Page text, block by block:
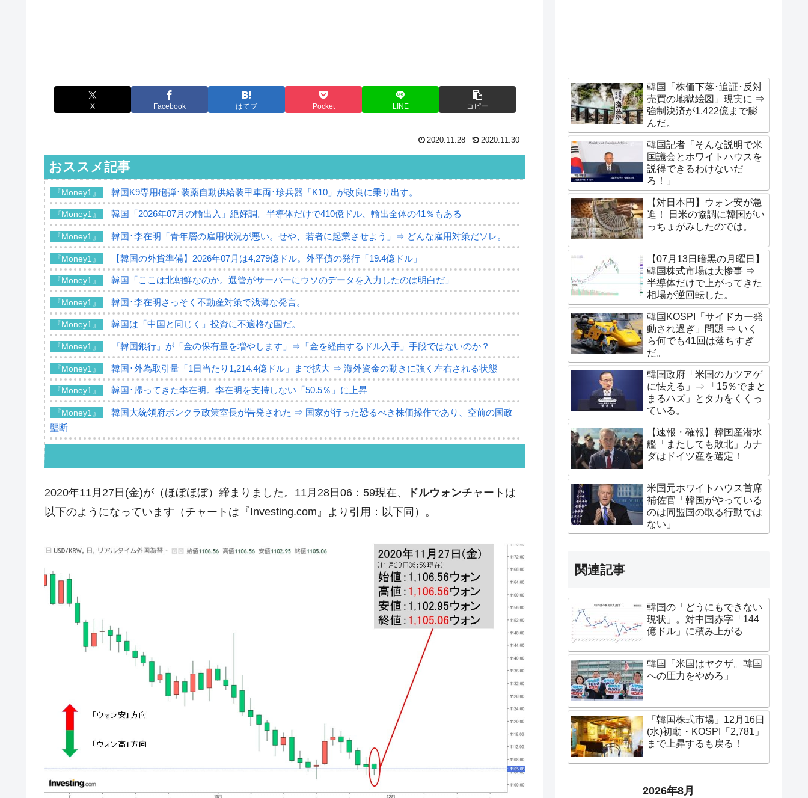
X Facebook はてブ Pocket LINE コピー
2020.11.28 2020.11.30
おススメ記事
『Money1』 韓国K9専用砲弾･装薬自動供給装甲車両･珍兵器「K10」が改良に乗り出す。
『Money1』 韓国「2026年07月の輸出入」絶好調。半導体だけで410億ドル、輸出全体の41％もある
『Money1』 韓国･李在明「青年層の雇用状況が悪い。せや、若者に起業させよう」⇒ どんな雇用対策だソレ。
『Money1』 【韓国の外貨準備】2026年07月は4,279億ドル。外平債の発行「19.4億ドル」
『Money1』 韓国「ここは北朝鮮なのか。選管がサーバーにウソのデータを入力したのは明白だ」
『Money1』 韓国･李在明さっそく不動産対策で浅薄な発言。
『Money1』 韓国は「中国と同じく」投資に不適格な国だ。
『Money1』 『韓国銀行』が「金の保有量を増やします」⇒「金を経由するドル入手」手段ではないのか？
『Money1』 韓国･外為取引量「1日当たり1,214.4億ドル」まで拡大 ⇒ 海外資金の動きに強く左右される状態
『Money1』 韓国･帰ってきた李在明。李在明を支持しない「50.5％」に上昇
『Money1』
韓国大統領府ボンクラ政策室長が告発された ⇒ 国家が行った恐るべき株価操作であり、空前の国政
壟断
中国だけが鉄鋼輸出を異常増加させる ⇒ 中国の過剰生産が世界を蝕む。
『Money1』 韓国製造業「半導体絶好調」のウラで他業種は全般的「不調」⇒ PSIが示す現況は決して良くない。
『Money1』 【米韓激突案件】韓国消費者院が『クーパン』1人当たり賠償10万ウォンを認定 ⇒ 総額3兆7,000億
韓国型イージス搭載の次世代駆逐艦「KDDX」1番艦、2032年竣工と公示
『Money1』 【対日本円】ウォン安が急進！ 日米の協調に韓国がいっちょがみしたのでは。
『Money1』
韓国政府『BYD』車への補助金を全廃 ⇒ 実は韓国で『BYD』車は売れている。6カ月で対前年同期比
在韓米国大使スティールが着韓！⇒ さっそく空港に詰めかけ「出て行け！」「極右勢力」のプラカー
ドを掲げる「在韓反米勢力」
韓国政府「2035年までに18.4GW規模のAIデータセンター整備」⇒ だから無理だってば。
JPモルガン「韓国レバレッジETFの清算はほぼ終わった」
『Money1』 韓国『国民年金公団』株価暴落で200兆蒸発。
『Money1』 韓国政府「ニセＫ-ブランドを通報しようキャンペーン」⇒ あの名物教授も登場！
韓国「橋が落ちました」⇒ 耐久性「なさすぎ」では。
『Money1』 韓国鉄鋼最大手『POSCO』ズブズブ沈む。営業利益80.2％も減少
2020年11月27日(金)が（ほぼほぼ）締まりました。11月28日06：59現在、 ドルウォンチャートは
以下のようになっています（チャートは『Investing.com』より引用：以下同）。
韓国「株価下落･追証･反対
売買の地獄絵図」現実に ⇒
強制決済が1,422億まで膨
んだ。
韓国記者「そんな説明で米
国議会とホワイトハウスを
説得できるわけないだ
ろ！」
【対日本円】ウォン安が急
進！ 日米の協調に韓国がい
っちょがみしたのでは。
【07月13日暗黒の月曜日】
韓国株式市場は大惨事 ⇒
半導体だけで上がってきた
相場が逆回転した。
韓国KOSPI「サイドカー発
動され過ぎ」問題 ⇒ いく
ら何でも41回は落ちすぎ
だ。
韓国政府「米国のカツアゲ
に怯える」⇒ 「15％でまと
まるハズ」とタカをくくっ
ている。
【速報・確報】韓国産潜水
艦「またしても敗北」カナ
ダはドイツ産を選定！
米国元ホワイトハウス首席
補佐官「韓国がやっている
のは同盟国の取る行動では
ない」
関連記事
韓国の「どうにもできない
現状」。対中国赤字「144
億ドル」に積み上がる
韓国「米国はヤクザ。韓国
への圧力をやめろ」
「韓国株式市場」12月16日
(水)初動・KOSPI「2,781」
まで上昇するも戻る！
2026年8月